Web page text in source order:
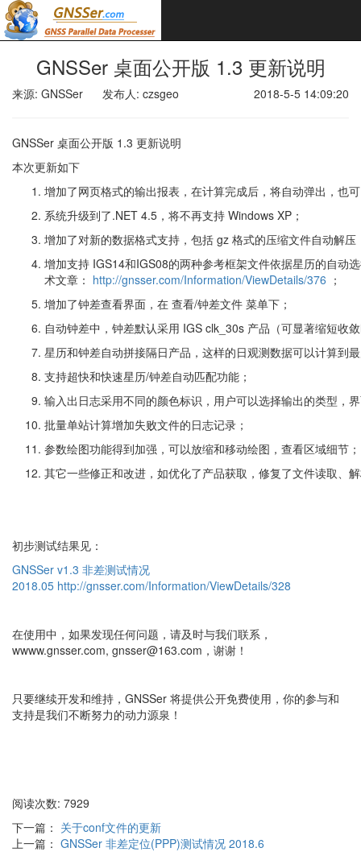
GNSSer 桌面公开版 1.3 更新说明
2018-5-5 14:09:20
来源: GNSSer 发布人: czsgeo
GNSSer 桌面公开版 1.3 更新说明
本次更新如下
增加了网页格式的输出报表，在计算完成后，将自动弹出，也
系统升级到了.NET 4.5，将不再支持 Windows XP；
增加了对新的数据格式支持，包括 gz 格式的压缩文件自动解
增加支持 IGS14和IGS08的两种参考框架文件依据星历的自动
术文章： http://gnsser.com/Information/ViewDetails/376 ；
增加了钟差查看界面，在 查看/钟差文件 菜单下；
自动钟差中，钟差默认采用 IGS clk_30s 产品（可显著缩短收
星历和钟差自动拼接隔日产品，这样的日观测数据可以计算到
支持超快和快速星历/钟差自动匹配功能；
输入出日志采用不同的颜色标识，用户可以选择输出的类型，
批量单站计算增加失败文件的日志记录；
参数绘图功能得到加强，可以放缩和移动绘图，查看区域细节；
其它一些修正和改进，如优化了产品获取，修复了文件读取、
初步测试结果见：
GNSSer v1.3 非差测试情况
2018.05 http://gnsser.com/Information/ViewDetails/328
在使用中，如果发现任何问题，请及时与我们联系，
wwww.gnsser.com, gnsser@163.com，谢谢！
只要继续开发和维持，GNSSer 将提供公开免费使用，你的参与和
支持是我们不断努力的动力源泉！
阅读次数: 7929
下一篇： 关于conf文件的更新
上一篇： GNSSer 非差定位(PPP)测试情况 2018.6